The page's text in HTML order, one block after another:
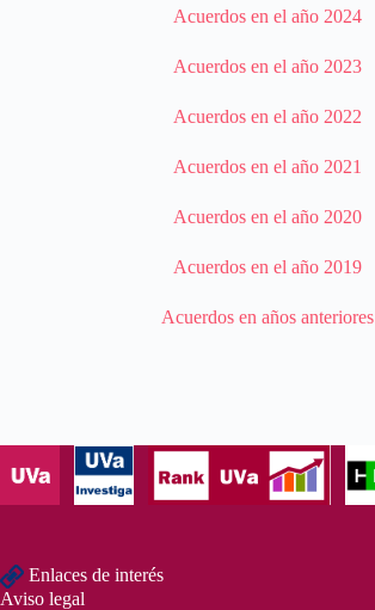
Acuerdos en el año 2024
Acuerdos en el año 2023
Acuerdos en el año 2022
Acuerdos en el año 2021
Acuerdos en el año 2020
Acuerdos en el año 2019
Acuerdos en años anteriores
Enlaces de interés
Aviso legal